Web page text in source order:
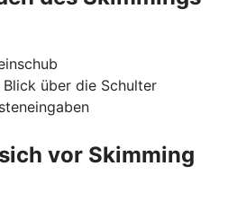
über die Schulter
vor Skimming